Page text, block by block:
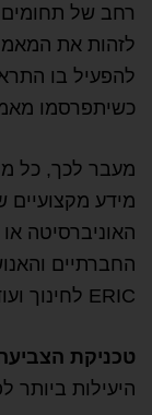
רחב של תחומים,
לזהות את
כשיתפרסמו
מעבר לכך, כל
מידע
ERIC לחינוך ועוד.
טכניקת
היעילות ביותר